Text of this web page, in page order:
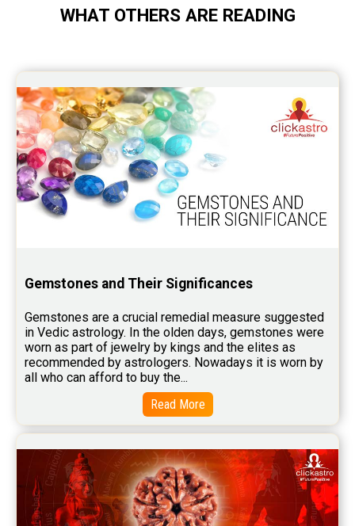
Saturn Transit Predictions Reviews
Rahu Ketu Transit Predictions Reviews
Jupiter Transit Predictions Reviews
Free Horoscope Reviews
Free Horoscope Compatibility Reviews
Free Personal Horoscope Reviews
Free Wealth Horoscope Reviews
Free Marriage Horoscope Reviews
Free Star Horoscope Reviews
Baby Names Reviews
Free Chinese Horoscope Reviews
Free Chinese Compatibility Reviews
Free Feng Shui Reviews
Free Panchanga Predictions Reviews
WHAT OTHERS ARE READING
Gemstones and Their Significances
Gemstones are a crucial remedial measure suggested
in Vedic astrology. In the olden days, gemstones were
worn as part of jewelry by kings and the elites as
recommended by astrologers. Nowadays it is worn by
all who can afford to buy the...
Read More